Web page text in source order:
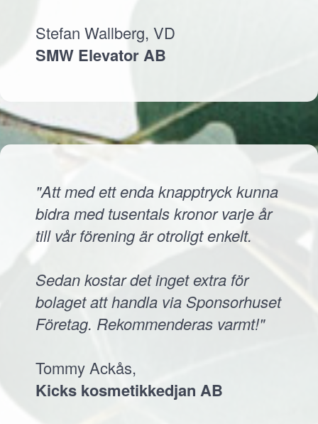
Stefan Wallberg, VD
SMW Elevator AB
"Att med ett enda knapptryck kunna
bidra med tusentals kronor varje år
till vår förening är otroligt enkelt.
Sedan kostar det inget extra för
bolaget att handla via Sponsorhuset
Företag. Rekommenderas varmt!"
Tommy Ackås,
Kicks kosmetikkedjan AB